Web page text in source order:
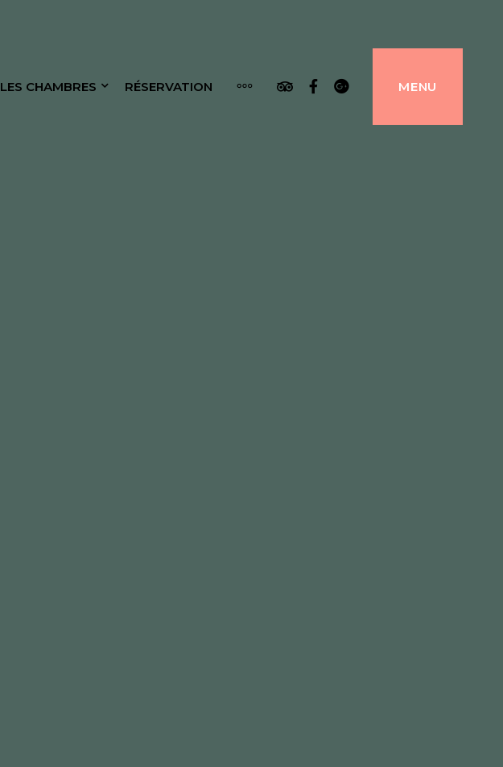
LES CHAMBRES RÉSERVATION Tripadvisor
Facebook
GoogleMENU